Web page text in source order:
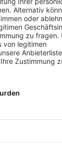
zu
haben.
Im
rasant.
reagieren.
begrüßen,
weitere